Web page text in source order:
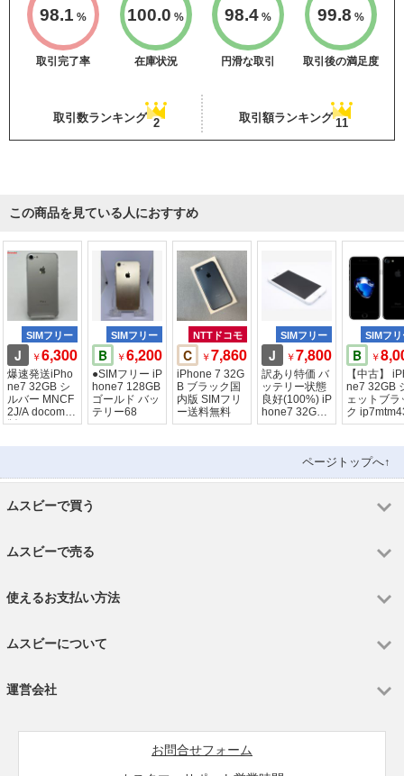
98.1 %
取引完了率
100.0 %
在庫状況
98.4 %
円滑な取引
99.8 %
取引後の満足度
取引数ランキング 2 取引額ランキング 11
この商品を見ている人におすすめ
SIMフリー
J ￥6,300
爆速発送iPho
ne7 32GB シ
ルバー MNCF
2J/A docomo
版SIMフリー
SIMフリー
B ￥6,200
●SIMフリー iP
hone7 128GB
ゴールド バッ
テリー68
NTTドコモ
C ￥7,860
iPhone 7 32G
B ブラック国
内版 SIMフリ
ー送料無料
SIMフリー
J ￥7,800
訳あり特価 バ
ッテリー状態
良好(100%) iP
hone7 32GB
SIMフリー シ
SIMフリ
B ￥
【中古】
ne7 32GB
ェットブラ
ク
ページトップへ↑
ムスビーで買う
ムスビーで売る
使えるお支払い方法
ムスビーについて
運営会社
お問合せフォーム